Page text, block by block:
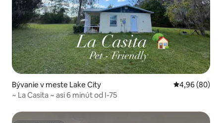
Bývanie v meste Lake City Priemerné
4,96 (80)
~ La Casita ~ asi 6 minút od I-75